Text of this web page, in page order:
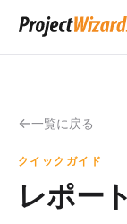
一覧に戻る
クイックガイド
レポート